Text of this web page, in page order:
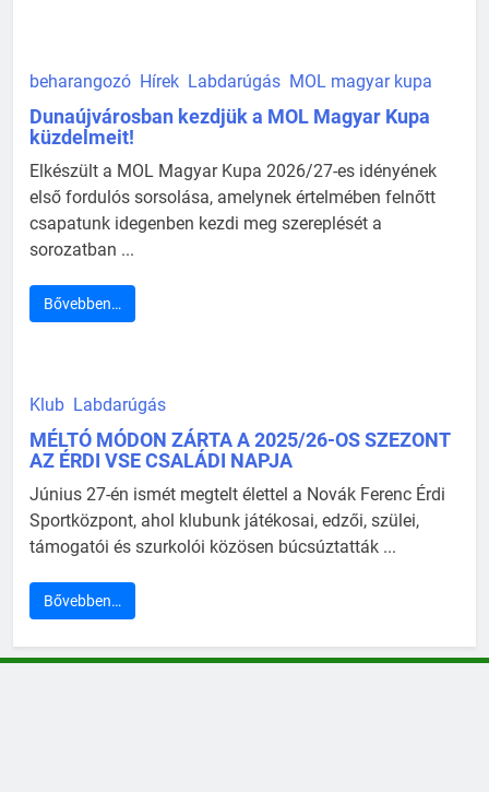
beharangozó Hírek Labdarúgás MOL magyar kupa
Dunaújvárosban kezdjük a MOL Magyar Kupa
küzdelmeit!
Elkészült a MOL Magyar Kupa 2026/27-es idényének
első fordulós sorsolása, amelynek értelmében felnőtt
csapatunk idegenben kezdi meg szereplését a
sorozatban ...
Bővebben…
Klub Labdarúgás
MÉLTÓ MÓDON ZÁRTA A 2025/26-OS SZEZONT
AZ ÉRDI VSE CSALÁDI NAPJA
Június 27-én ismét megtelt élettel a Novák Ferenc Érdi
Sportközpont, ahol klubunk játékosai, edzői, szülei,
támogatói és szurkolói közösen búcsúztatták ...
Bővebben…